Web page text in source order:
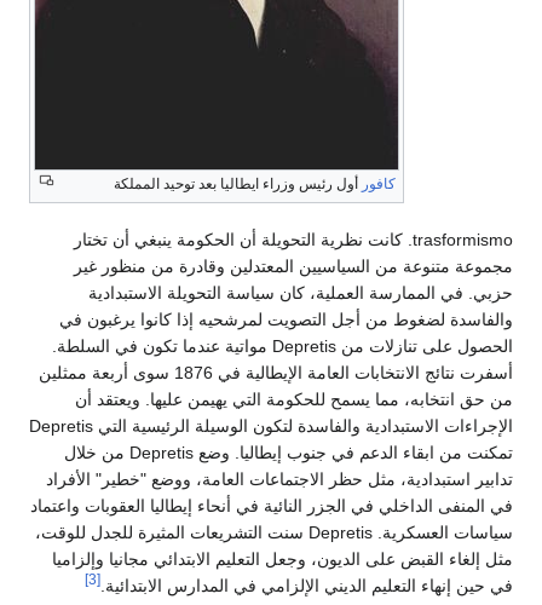
كافور أول رئيس وزراء ايطاليا بعد توحيد المملكة
trasformismo. كانت نظرية التحويلة أن الحكومة ينبغي أن تختار
مجموعة متنوعة من السياسيين المعتدلين وقادرة من منظور غير
حزبي. في الممارسة العملية، كان سياسة التحويلة الاستبدادية
والفاسدة لضغوط من أجل التصويت لمرشحيه إذا كانوا يرغبون في
الحصول على تنازلات من Depretis مواتية عندما تكون في السلطة.
أسفرت نتائج الانتخابات العامة الإيطالية في 1876 سوى أربعة ممثلين
من حق انتخابه، مما يسمح للحكومة التي يهيمن عليها. ويعتقد أن
الإجراءات الاستبدادية والفاسدة لتكون الوسيلة الرئيسية التي Depretis
تمكنت من ابقاء الدعم في جنوب إيطاليا. وضع Depretis من خلال
تدابير استبدادية، مثل حظر الاجتماعات العامة، ووضع "خطير" الأفراد
في المنفى الداخلي في الجزر النائية في أنحاء إيطاليا العقوبات واعتماد
سياسات العسكرية. Depretis سنت التشريعات المثيرة للجدل للوقت،
مثل إلغاء القبض على الديون، وجعل التعليم الابتدائي مجانيا وإلزاميا
في حين إنهاء التعليم الديني الإلزامي في المدارس الابتدائية. [3]